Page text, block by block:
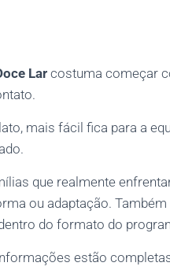
Lar costuma começar
mais fácil fica para a
que realmente
ou adaptação.
do formato do
estão